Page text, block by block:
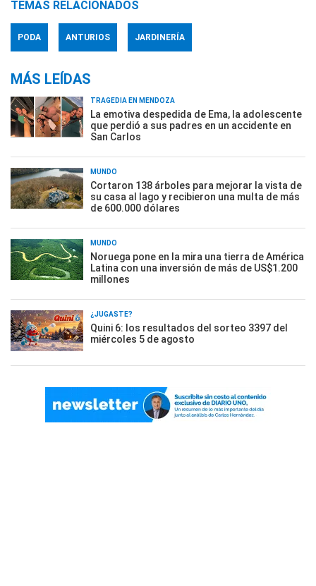
TEMAS RELACIONADOS
PODA ANTURIOS JARDINERÍA
MÁS LEÍDAS
TRAGEDIA EN MENDOZA
La emotiva despedida de Ema, la adolescente
que perdió a sus padres en un accidente en
San Carlos
MUNDO
Cortaron 138 árboles para mejorar la vista de
su casa al lago y recibieron una multa de más
de 600.000 dólares
MUNDO
Noruega pone en la mira una tierra de América
Latina con una inversión de más de US$1.200
millones
¿JUGASTE?
Quini 6: los resultados del sorteo 3397 del
miércoles 5 de agosto